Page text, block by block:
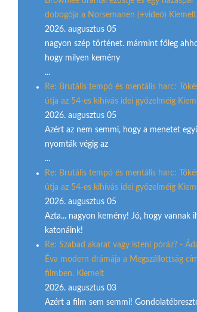
dobogója a Norsemanen (+videó) Kiemelt
2026. augusztus 05
nagyon szép történet. mármint főleg
hogy milyen kemény
...
Re: Brutális tempó és mentális harc:
útja az 54-es kihívás idei győzelméig
2026. augusztus 05
Azért az nem semmi, hogy a menetet
nyomták végig az
...
Re: Brutális tempó és mentális harc:
útja az 54-es kihívás idei győzelméig
2026. augusztus 05
Azta... nagyon kemény! Jó, hogy vannak
katonáink!
Re: Szabad akarat vagy isteni póráz? -
Éva modern drámája a Megszállottság
filmben. Kiemelt
2026. augusztus 03
Azért a film sem semmi!